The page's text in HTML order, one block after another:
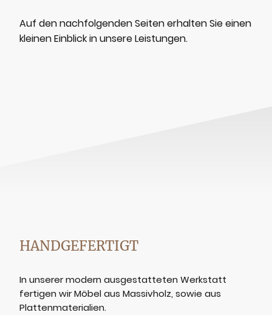
Auf den nachfolgenden Seiten erhalten Sie einen
kleinen Einblick in unsere Leistungen.
HANDGEFERTIGT
In unserer modern ausgestatteten Werkstatt
fertigen wir Möbel aus Massivholz, sowie aus
Plattenmaterialien.